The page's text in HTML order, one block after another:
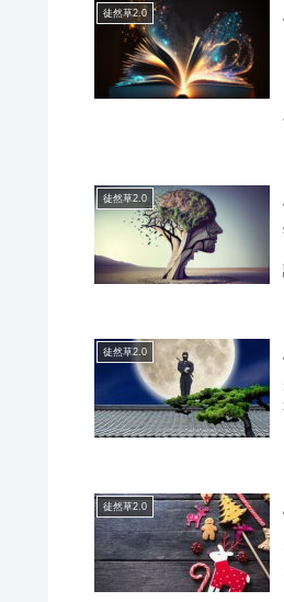
徒然草2.0
徒然草2.0
徒然草2.0
徒然草2.0